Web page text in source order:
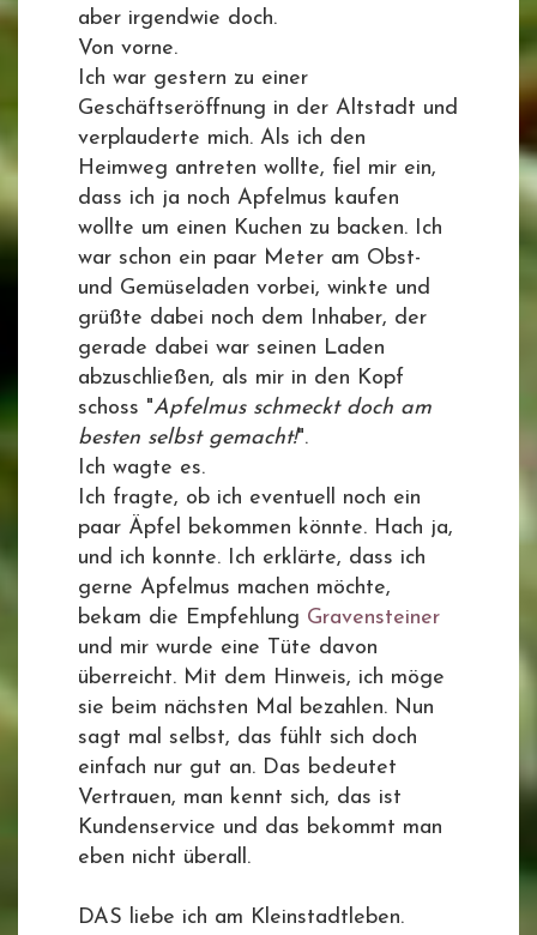
aber irgendwie doch.
Von vorne.
Ich war gestern zu einer
Geschäftseröffnung in der Altstadt und
verplauderte mich. Als ich den
Heimweg antreten wollte, fiel mir ein,
dass ich ja noch Apfelmus kaufen
wollte um einen Kuchen zu backen. Ich
war schon ein paar Meter am Obst-
und Gemüseladen vorbei, winkte und
grüßte dabei noch dem Inhaber, der
gerade dabei war seinen Laden
abzuschließen, als mir in den Kopf
schoss "Apfelmus schmeckt doch am
besten selbst gemacht!".
Ich wagte es.
Ich fragte, ob ich eventuell noch ein
paar Äpfel bekommen könnte. Hach ja,
und ich konnte. Ich erklärte, dass ich
gerne Apfelmus machen möchte,
bekam die Empfehlung Gravensteiner
und mir wurde eine Tüte davon
überreicht. Mit dem Hinweis, ich möge
sie beim nächsten Mal bezahlen. Nun
sagt mal selbst, das fühlt sich doch
einfach nur gut an. Das bedeutet
Vertrauen, man kennt sich, das ist
Kundenservice und das bekommt man
eben nicht überall.
DAS liebe ich am Kleinstadtleben.